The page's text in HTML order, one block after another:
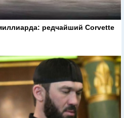
редчайший Corvette